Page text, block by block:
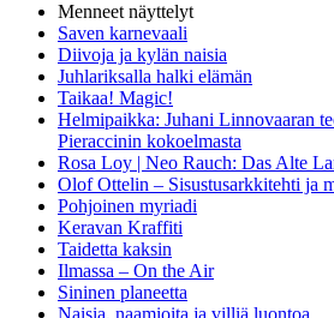
Menneet näyttelyt
Saven karnevaali
Diivoja ja kylän naisia
Juhlariksalla halki elämän
Taikaa! Magic!
Helmipaikka: Juhani Linnovaaran
Pieraccinin kokoelmasta
Rosa Loy | Neo Rauch: Das Alte
Olof Ottelin – Sisustusarkkitehti ja
Pohjoinen myriadi
Keravan Kraffiti
Taidetta kaksin
Ilmassa – On the Air
Sininen planeetta